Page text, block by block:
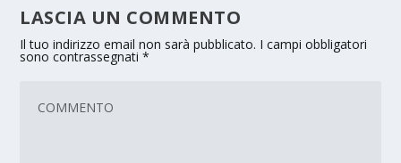
LASCIA UN COMMENTO
Il tuo indirizzo email non sarà pubblicato. I campi obbligatori
sono contrassegnati*